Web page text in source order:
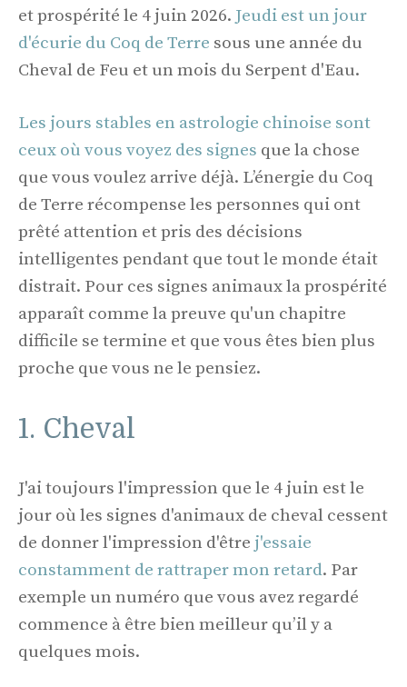
et prospérité le 4 juin 2026. Jeudi est un jour
d'écurie du Coq de Terre sous une année du
Cheval de Feu et un mois du Serpent d'Eau.
Les jours stables en astrologie chinoise sont
ceux où vous voyez des signes que la chose
que vous voulez arrive déjà. L’énergie du Coq
de Terre récompense les personnes qui ont
prêté attention et pris des décisions
intelligentes pendant que tout le monde était
distrait. Pour ces signes animaux la prospérité
apparaît comme la preuve qu'un chapitre
difficile se termine et que vous êtes bien plus
proche que vous ne le pensiez.
1. Cheval
J'ai toujours l'impression que le 4 juin est le
jour où les signes d'animaux de cheval cessent
de donner l'impression d'être j'essaie
constamment de rattraper mon retard. Par
exemple un numéro que vous avez regardé
commence à être bien meilleur qu’il y a
quelques mois.